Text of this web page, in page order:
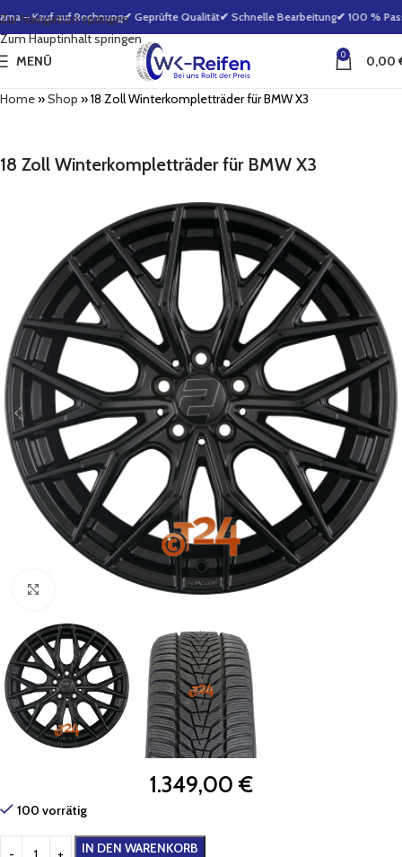
Zur Navigation springen
Zum Hauptinhalt springen
– Kauf auf Rechnung✔ Geprüfte Qualität✔ Schnelle Bearbeitung✔ 100 %
MENÜ 0 0,00
Home»Shop »18 Zoll Winterkompletträder für BMW X3
18 Zoll Winterkompletträder für BMW X3
Zum Vergrößern klicken
1.349,00 €
100 vorrätig
IN DEN WARENKORB